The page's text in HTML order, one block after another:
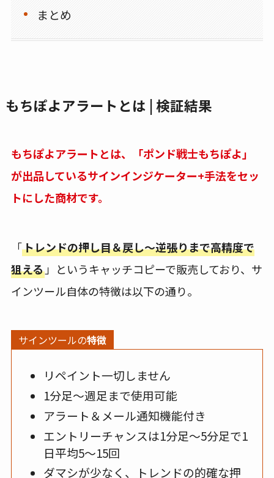
まとめ
もちぽよアラートとは | 検証結果
もちぽよアラートとは、「ポンド戦士もちぽよ」
が出品しているサインインジケーター+手法をセッ
トにした商材です。
「トレンドの押し目＆戻し～逆張りまで高精度で
狙える」というキャッチコピーで販売しており、サ
インツール自体の特徴は以下の通り。
サインツールの特徴
リペイント一切しません
1分足～週足まで使用可能
アラート＆メール通知機能付き
エントリーチャンスは1分足～5分足で1
日平均5～15回
ダマシが少なく、トレンドの的確な押